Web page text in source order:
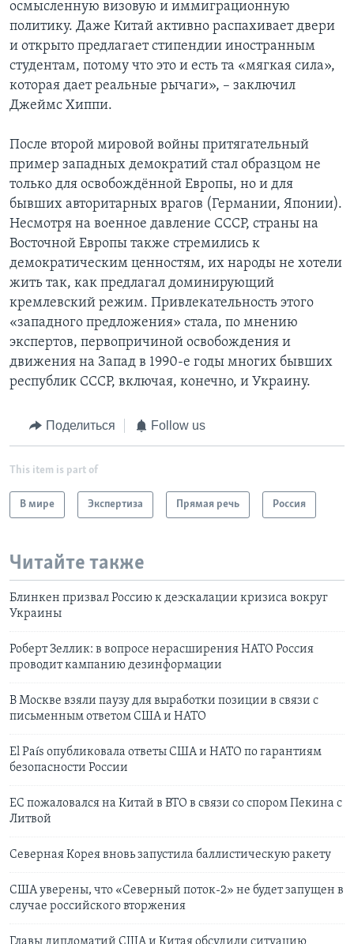
осмысленную визовую и иммиграционную
политику. Даже Китай активно распахивает двери
и открыто предлагает стипендии иностранным
студентам, потому что это и есть та «мягкая сила»,
которая дает реальные рычаги», – заключил
Джеймс Хиппи.
После второй мировой войны притягательный
пример западных демократий стал образцом не
только для освобождённой Европы, но и для
бывших авторитарных врагов (Германии, Японии).
Несмотря на военное давление СССР, страны на
Восточной Европы также стремились к
демократическим ценностям, их народы не хотели
жить так, как предлагал доминирующий
кремлевский режим. Привлекательность этого
«западного предложения» стала, по мнению
экспертов, первопричиной освобождения и
движения на Запад в 1990-е годы многих бывших
республик СССР, включая, конечно, и Украину.
Поделиться Follow us
This item is part of
В мире Экспертиза Прямая речь Россия
Читайте также
Блинкен призвал Россию к деэскалации кризиса вокруг
Украины
Роберт Зеллик: в вопросе нерасширения НАТО Россия
проводит кампанию дезинформации
В Москве взяли паузу для выработки позиции в связи с
письменным ответом США и НАТО
El País опубликовала ответы США и НАТО по гарантиям
безопасности России
ЕС пожаловался на Китай в ВТО в связи со спором Пекина с
Литвой
Северная Корея вновь запустила баллистическую ракету
США уверены, что «Северный поток-2» не будет запущен в
случае российского вторжения